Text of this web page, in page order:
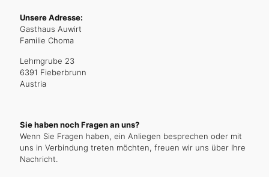
Unsere Adresse:
Gasthaus Auwirt
Familie Choma
Lehmgrube 23
6391 Fieberbrunn
Austria
Sie haben noch Fragen an uns?
Wenn Sie Fragen haben, ein Anliegen besprechen oder mit
uns in Verbindung treten möchten, freuen wir uns über Ihre
Nachricht.